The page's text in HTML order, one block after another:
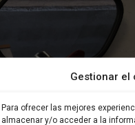
Gestionar el
Para ofrecer las mejores
almacenar y/o acceder a la